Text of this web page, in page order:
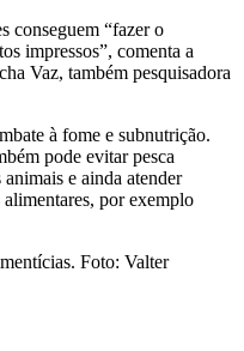
conseguem “fazer o
impressos”, comenta a
Vaz, também pesquisadora
à fome e subnutrição.
pode evitar pesca
e ainda atender
por exemplo
Foto: Valter